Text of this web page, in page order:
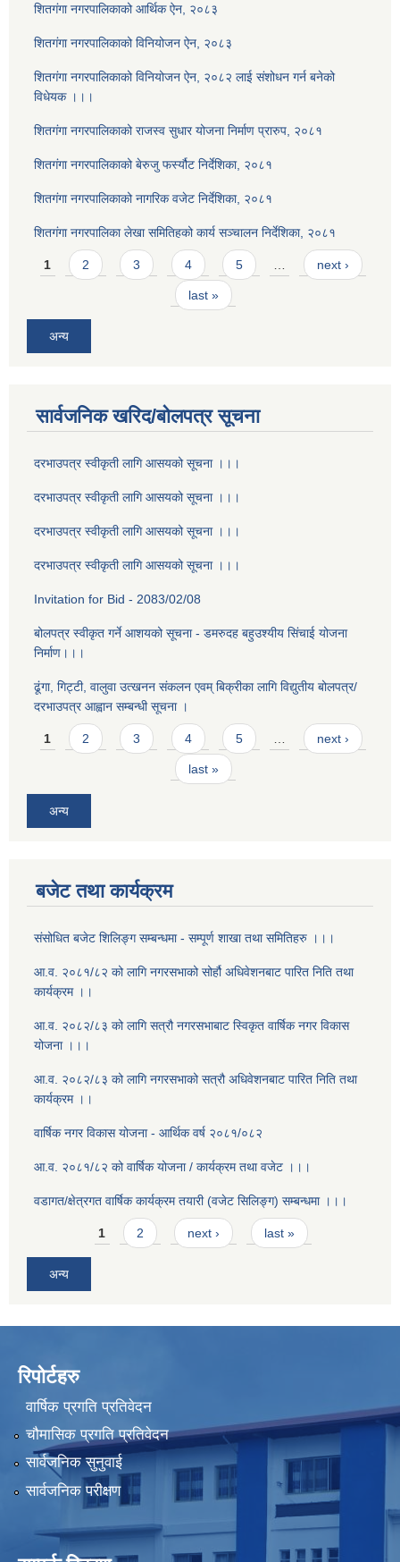
शितगंगा नगरपालिकाको आर्थिक ऐन, २०८३
शितगंगा नगरपालिकाको विनियोजन ऐन, २०८३
शितगंगा नगरपालिकाको विनियोजन ऐन, २०८२ लाई संशोधन गर्न बनेको
विधेयक ।।।
शितगंगा नगरपालिकाको राजस्व सुधार योजना निर्माण प्रारुप, २०८१
शितगंगा नगरपालिकाको बेरुजु फर्स्यौट निर्देशिका, २०८१
शितगंगा नगरपालिकाको नागरिक वजेट निर्देशिका, २०८१
शितगंगा नगरपालिका लेखा समितिहको कार्य सञ्चालन निर्देशिका, २०८१
Pages
1 2 3 4 5 next ›
last »
अन्य
सार्वजनिक खरिद/बोलपत्र सूचना
दरभाउपत्र स्वीकृती लागि आसयको सूचना ।।।
दरभाउपत्र स्वीकृती लागि आसयको सूचना ।।।
दरभाउपत्र स्वीकृती लागि आसयको सूचना ।।।
दरभाउपत्र स्वीकृती लागि आसयको सूचना ।।।
Invitation for Bid - 2083/02/08
बोलपत्र स्वीकृत गर्ने आशयको सूचना - डमरुदह बहुउश्यीय सिंचाई योजना
निर्माण।।।
ढूंगा, गिट्टी, वालुवा उत्खनन संकलन एवम् बिक्रीका लागि विद्युतीय बोलपत्र/
दरभाउपत्र आह्वान सम्बन्धी सूचना ।
Pages
1 2 3 4 5 … next ›
last »
अन्य
बजेट तथा कार्यक्रम
संसोधित बजेट शिलिङ्ग सम्बन्धमा - सम्पूर्ण शाखा तथा समितिहरु ।।।
आ.व. २०८१/८२ को लागि नगरसभाको सोर्हौ अधिवेशनबाट पारित निति तथा
कार्यक्रम ।।
आ.व. २०८२/८३ को लागि सत्रौ नगरसभाबाट स्विकृत वार्षिक नगर विकास
योजना ।।।
आ.व. २०८२/८३ को लागि नगरसभाको सत्रौ अधिवेशनबाट पारित निति तथा
कार्यक्रम ।।
वार्षिक नगर विकास योजना - आर्थिक वर्ष २०८१/०८२
आ.व. २०८१/८२ को वार्षिक योजना / कार्यक्रम तथा वजेट ।।।
वडागत/क्षेत्रगत वार्षिक कार्यक्रम तयारी (वजेट सिलिङ्ग) सम्बन्धमा ।।।
Pages1 2 next › last »
अन्य
रिपोर्टहरु
वार्षिक प्रगति प्रतिवेदन
चौमासिक प्रगति प्रतिवेदन
सार्वजनिक सुनुवाई
सार्वजनिक परीक्षण